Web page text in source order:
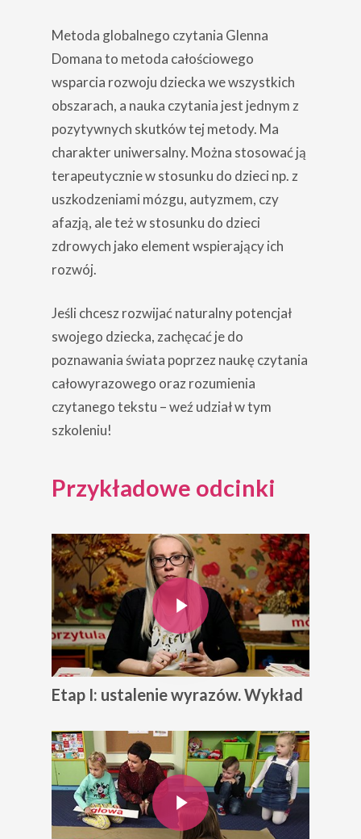
Metoda globalnego czytania Glenna
Domana to metoda całościowego
wsparcia rozwoju dziecka we wszystkich
obszarach, a nauka czytania jest jednym z
pozytywnych skutków tej metody. Ma
charakter uniwersalny. Można stosować ją
terapeutycznie w stosunku do dzieci np. z
uszkodzeniami mózgu, autyzmem, czy
afazją, ale też w stosunku do dzieci
zdrowych jako element wspierający ich
rozwój.
Jeśli chcesz rozwijać naturalny potencjał
swojego dziecka, zachęcać je do
poznawania świata poprzez naukę czytania
całowyrazowego oraz rozumienia
czytanego tekstu – weź udział w tym
szkoleniu!
Przykładowe odcinki
Play Video
Etap I: ustalenie wyrazów. Wykład
Play Video